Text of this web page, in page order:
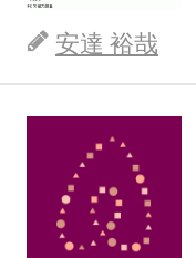
安達 裕哉